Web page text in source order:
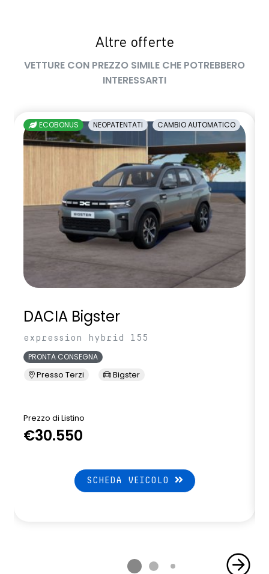
sedili posteriori ripiegabili 1/3 - 2/3
sellerie in tessuto nero melange e tessuto nero titanio con
sistema di controllo della pressione pneumatici indiretto
sistema di frenata d'emergenza attiva
sistema multimediale openR link 10.4" con Google integrato
volante in pelle
Altre offerte
VETTURE CON PREZZO SIMILE CHE POTREBBERO
INTERESSARTI
ECOBONUS NEOPATENTATI CAMBIO AUTOMATICO
DACIA Bigster
expression hybrid 155
PRONTA CONSEGNA
Presso Terzi Bigster
Prezzo di Listino
€30.550
SCHEDA VEICOLO